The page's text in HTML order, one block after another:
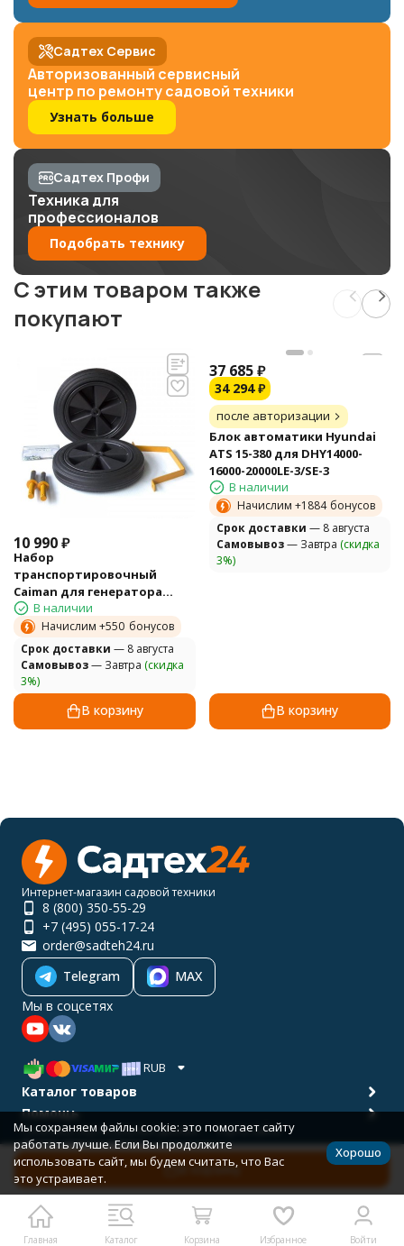
В корзину
Садтех Сервис
Авторизованный сервисный
центр по ремонту садовой техники
Узнать больше
Садтех Профи
Техника для
профессионалов
Подобрать технику
C этим товаром также
покупают
10 990₽
Набор
транспортировочный
Caiman для генератора
Master 4010DXL15, 6010DXL15
В наличии
Начислим +550 бонусов
Cрок доставки — 8 августа
Самовывоз— Завтра (скидка
3%)
В корзину
37 685 ₽
34 294 ₽
после авторизации
Блок автоматики Hyundai
ATS 15-380 для DHY14000-
16000-20000LE-3/SE-3
В наличии
Начислим +1884 бонусов
Cрок доставки — 8 августа
Самовывоз— Завтра (скидка
3%)
В корзину
Главная Каталог Корзина Избранное Войти
Интернет-магазин садовой техники
8 (800) 350-55-29
+7 (495) 055-17-24
order@sadteh24.ru
Telegram
MAX
Мы в соцсетях
RUB
Каталог товаров
Помощь
Политика персональных данных
Карта сайта
© 2001-2026 САДТЕХ24
Разработано вbodysite.ru
Мы сохраняем файлы cookie: это помогает сайту
работать лучше. Если Вы продолжите
использовать сайт, мы будем считать, что Вас
это устраивает.
Хорошо